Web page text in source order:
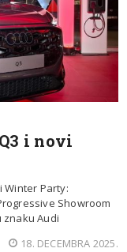
i novi
Winter Party:
Showroom
znaku Audi
18. DECEMBRA 2025.